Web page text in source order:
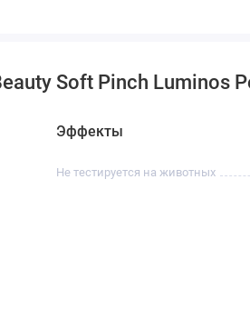
Soft Pinch Luminos
Эффекты
Не тестируется на животных